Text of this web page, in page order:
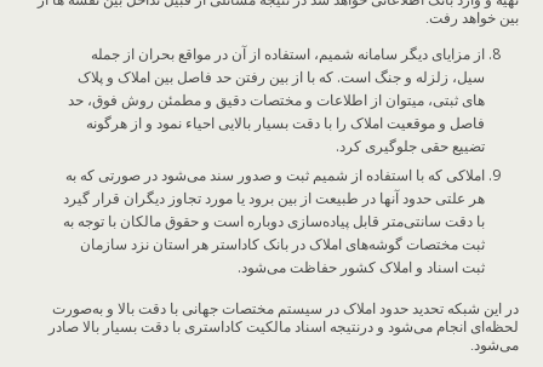
بین خواهد رفت.
از مزایای دیگر سامانه شمیم، استفاده از آن در مواقع بحران از جمله
سیل، زلزله و جنگ است. که با از بین رفتن حد فاصل بین املاک و پلاک
های ثبتی، میتوان از اطلاعات و مختصات دقیق و مطمئن روش فوق، حد
فاصل و موقعیت املاک را با دقت بسیار بالایی احیاء نمود و از هرگونه
تضییع حقی جلوگیری کرد.
املاکی که با استفاده از شمیم ثبت و صدور سند می‌شود در صورتی که به
هر علتی حدود آنها در طبیعت از بین برود یا مورد تجاوز دیگران قرار گیرد
با دقت سانتی‌متر قابل پیاده‌سازی دوباره است و حقوق مالکان با توجه به
ثبت مختصات گوشه‌های املاک در بانک کاداستر هر استان نزد سازمان
ثبت اسناد و املاک کشور حفاظت می‌شود.
در این شبکه تحدید حدود املاک در سیستم مختصات جهانی با دقت بالا و به‌صورت
لحظه‌ای انجام می‌شود و درنتیجه اسناد مالکیت کاداستری با دقت بسیار بالا صادر
می‌شود.